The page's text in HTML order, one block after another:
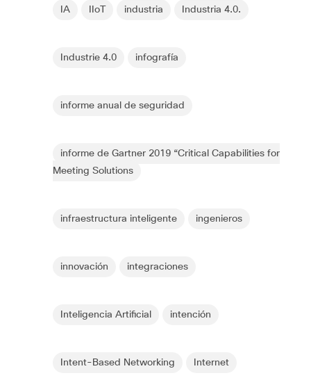
IA IIoT industria Industria 4.0.
Industrie 4.0 infografía
informe anual de seguridad
informe de Gartner 2019 “Critical Capabilities for
Meeting Solutions
infraestructura inteligente ingenieros
innovación integraciones
Inteligencia Artificial intención
Intent-Based Networking Internet